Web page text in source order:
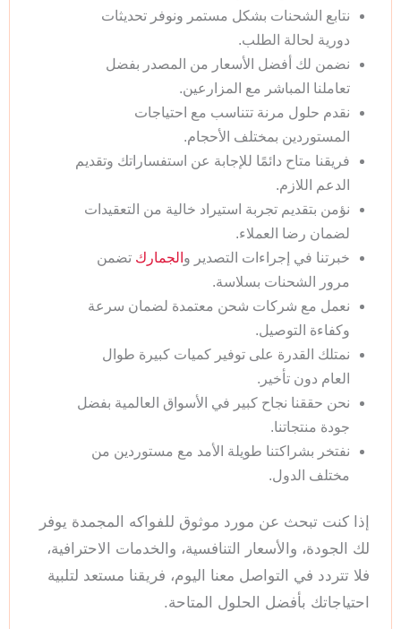
نتابع الشحنات بشكل مستمر ونوفر تحديثات
دورية لحالة الطلب.
نضمن لك أفضل الأسعار من المصدر بفضل
تعاملنا المباشر مع المزارعين.
نقدم حلول مرنة تتناسب مع احتياجات
المستوردين بمختلف الأحجام.
فريقنا متاح دائمًا للإجابة عن استفساراتك وتقديم
الدعم اللازم.
نؤمن بتقديم تجربة استيراد خالية من التعقيدات
لضمان رضا العملاء.
خبرتنا في إجراءات التصدير و الجمارك تضمن
مرور الشحنات بسلاسة.
نعمل مع شركات شحن معتمدة لضمان سرعة
وكفاءة التوصيل.
نمتلك القدرة على توفير كميات كبيرة طوال
العام دون تأخير.
نحن حققنا نجاح كبير في الأسواق العالمية بفضل
جودة منتجاتنا.
نفتخر بشراكتنا طويلة الأمد مع مستوردين من
مختلف الدول.
إذا كنت تبحث عن مورد موثوق للفواكه المجمدة يوفر
لك الجودة، والأسعار التنافسية، والخدمات الاحترافية،
فلا تتردد في التواصل معنا اليوم، فريقنا مستعد لتلبية
احتياجاتك بأفضل الحلول المتاحة.